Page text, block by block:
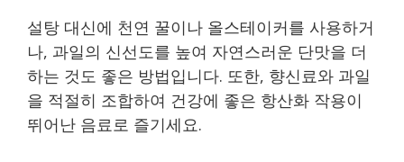
설탕 대신에 천연 꿀이나 올스테이커를 사용하거
나, 과일의 신선도를 높여 자연스러운 단맛을 더
하는 것도 좋은 방법입니다. 또한, 향신료와 과일
을 적절히 조합하여 건강에 좋은 항산화 작용이
뛰어난 음료로 즐기세요.